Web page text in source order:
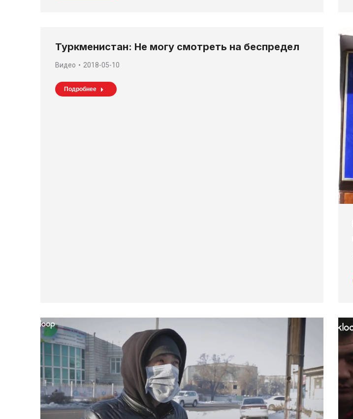
Туркменистан: Не могу смотреть на беспредел
Видео 2018-05-10
Подробнее